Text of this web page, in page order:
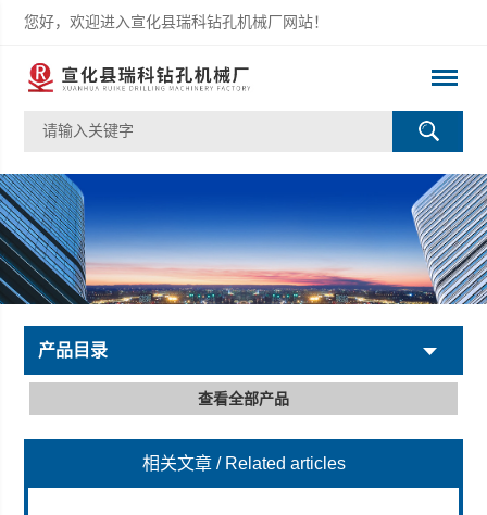
您好，欢迎进入宣化县瑞科钻孔机械厂网站！
产品目录
查看全部产品
相关文章 / Related articles